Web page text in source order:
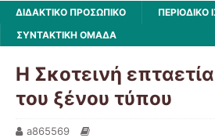
ΔΙΔΑΚΤΙΚΟ ΠΡΟΣΩΠΙΚΟ
ΠΕΡΙΟΔΙΚΟ
ΣΥΝΤΑΚΤΙΚΗ ΟΜΑΔΑ
Η Σκοτεινή
του ξένου τύπου
a865569